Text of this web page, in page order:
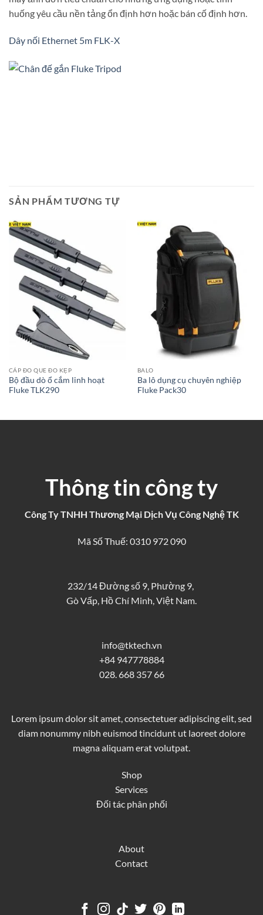
huống yêu cầu nền tảng ổn định hơn hoặc bán cố định hơn.
Dây nối Ethernet 5m FLK-X
SẢN PHẨM TƯƠNG TỰ
CÁP ĐO QUE ĐO KẸP
Bộ đầu dò ổ cắm linh hoạt
Fluke TLK290
BALO
Ba lô dụng cụ chuyên nghiệp
Fluke Pack30
Thông tin công ty
Công Ty TNHH Thương Mại Dịch Vụ Công Nghệ TK
Mã Số Thuế: 0310 972 090
232/14 Đường số 9, Phường 9,
Gò Vấp, Hồ Chí Minh, Việt Nam.
info@tktech.vn
+84 947778884
028. 668 357 66
Lorem ipsum dolor sit amet, consectetuer adipiscing elit, sed
diam nonummy nibh euismod tincidunt ut laoreet dolore
magna aliquam erat volutpat.
Shop
Services
Đối tác phân phối
About
Contact